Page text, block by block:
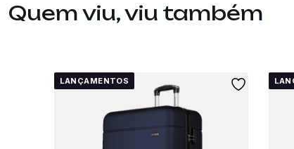
Quem viu, viu também
LANÇAMENTOS